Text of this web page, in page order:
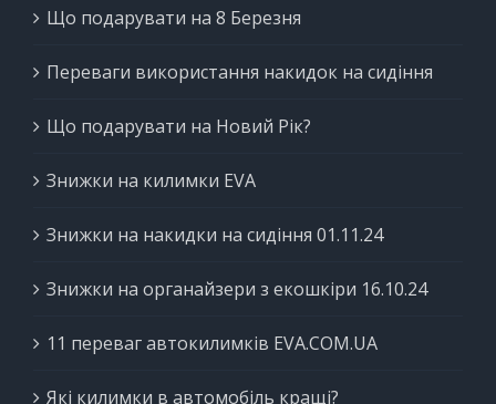
Що подарувати на 8 Березня
Переваги використання накидок на сидіння
Що подарувати на Новий Рік?
Знижки на килимки EVA
Знижки на накидки на сидіння 01.11.24
Знижки на органайзери з екошкіри 16.10.24
11 переваг автокилимків EVA.COM.UA
Які килимки в автомобіль кращі?